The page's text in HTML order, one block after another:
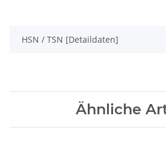
HSN / TSN [Detaildaten]
Ähnliche